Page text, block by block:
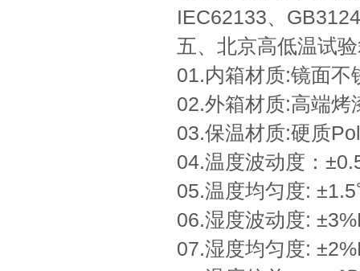
IEC62133、
五、北京高低温试
01.内箱材质:镜面不
02.外箱材质:高端烤
03.保温材质:硬质
04.温度波动度：
05.温度均匀度:
06.湿度波动度:
07.湿度均匀度: